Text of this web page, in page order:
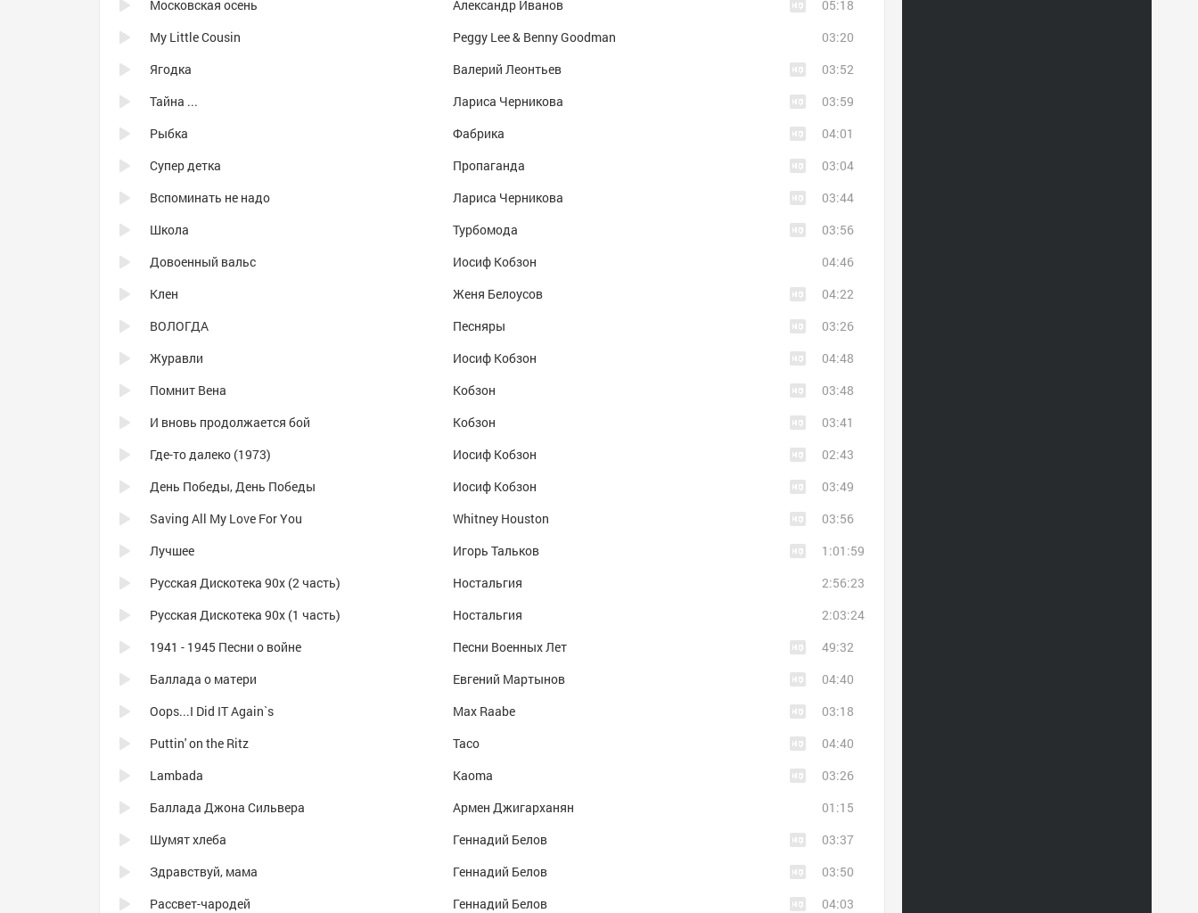
Московская осень
Александр Иванов
05:18
My Little Cousin
Peggy Lee & Benny Goodman
03:20
Ягодка
Валерий Леонтьев
03:52
Тайна ...
Лариса Черникова
03:59
Рыбка
Фабрика
04:01
Супер детка
Пропаганда
03:04
Вспоминать не надо
Лариса Черникова
03:44
Школа
Турбомода
03:56
Довоенный вальс
Иосиф Кобзон
04:46
Клен
Женя Белоусов
04:22
ВОЛОГДА
Песняры
03:26
Журавли
Иосиф Кобзон
04:48
Помнит Вена
Кобзон
03:48
И вновь продолжается бой
Кобзон
03:41
Где-то далеко (1973)
Иосиф Кобзон
02:43
День Победы, День Победы
Иосиф Кобзон
03:49
Saving All My Love For You
Whitney Houston
03:56
Лучшее
Игорь Тальков
1:01:59
Русская Дискотека 90х (2 часть)
Ностальгия
2:56:23
Русская Дискотека 90х (1 часть)
Ностальгия
2:03:24
1941 - 1945 Песни о войне
Песни Военных Лет
49:32
Баллада о матери
Евгений Мартынов
04:40
Oops...I Did IT Again`s
Max Raabe
03:18
Puttin' on the Ritz
Taco
04:40
Lambada
Kaoma
03:26
Баллада Джона Сильвера
Армен Джигарханян
01:15
Шумят хлеба
Геннадий Белов
03:37
Здравствуй, мама
Геннадий Белов
03:50
Рассвет-чародей
Геннадий Белов
04:03